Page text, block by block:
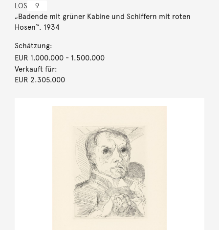
LOS 9
„Badende mit grüner Kabine und Schiffern mit roten
Hosen“. 1934
Schätzung:
EUR 1.000.000- 1.500.000
Verkauft für:
EUR 2.305.000